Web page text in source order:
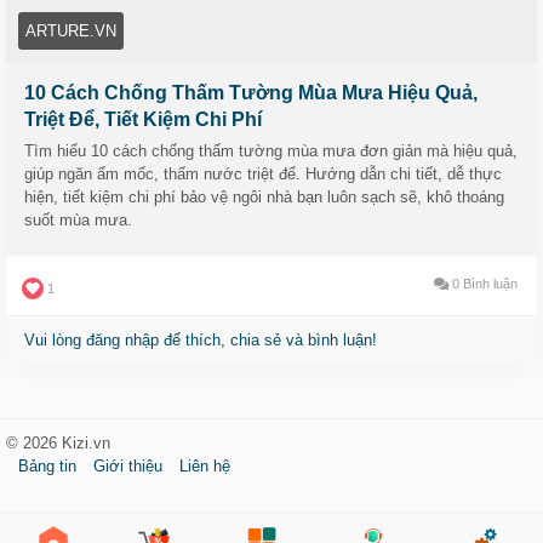
🌟 Arture Design chia sẻ 10 cách chống thấm tường mùa
🧱 Xử lý bề mặt kỹ lưỡng trước khi sơn chống thấm.
🧱 Trám kín khe hở, vết nứt.
🧱 Dùng sơn chống thấm ngoài trời & trong nhà đúng kỹ thuật.
🧱 Xử lý chống thấm ngược cho khu vực khó tiếp cận.
giúp ngăn nước triệt để, giữ tường bền đẹp lâu dài với chi phí
tối ưu.
📌 Xem chi tiết 10 cách chống thấm triệt để tại đây:
ARTURE.VN
10 Cách Chống Thấm Tường Mùa Mưa Hiệu Quả,
Triệt Để, Tiết Kiệm Chi Phí
Tìm hiểu 10 cách chống thấm tường mùa mưa đơn giản mà hiệu quả,
giúp ngăn ẩm mốc, thấm nước triệt để. Hướng dẫn chi tiết, dễ thực
hiện, tiết kiệm chi phí bảo vệ ngôi nhà bạn luôn sạch sẽ, khô thoáng
suốt mùa mưa.
1 0 Bình luận
Vui lòng đăng nhập để thích, chia sẻ và bình luận!
© 2026 Kizi.vn
Bảng tin
Giới thiệu Liên hệ